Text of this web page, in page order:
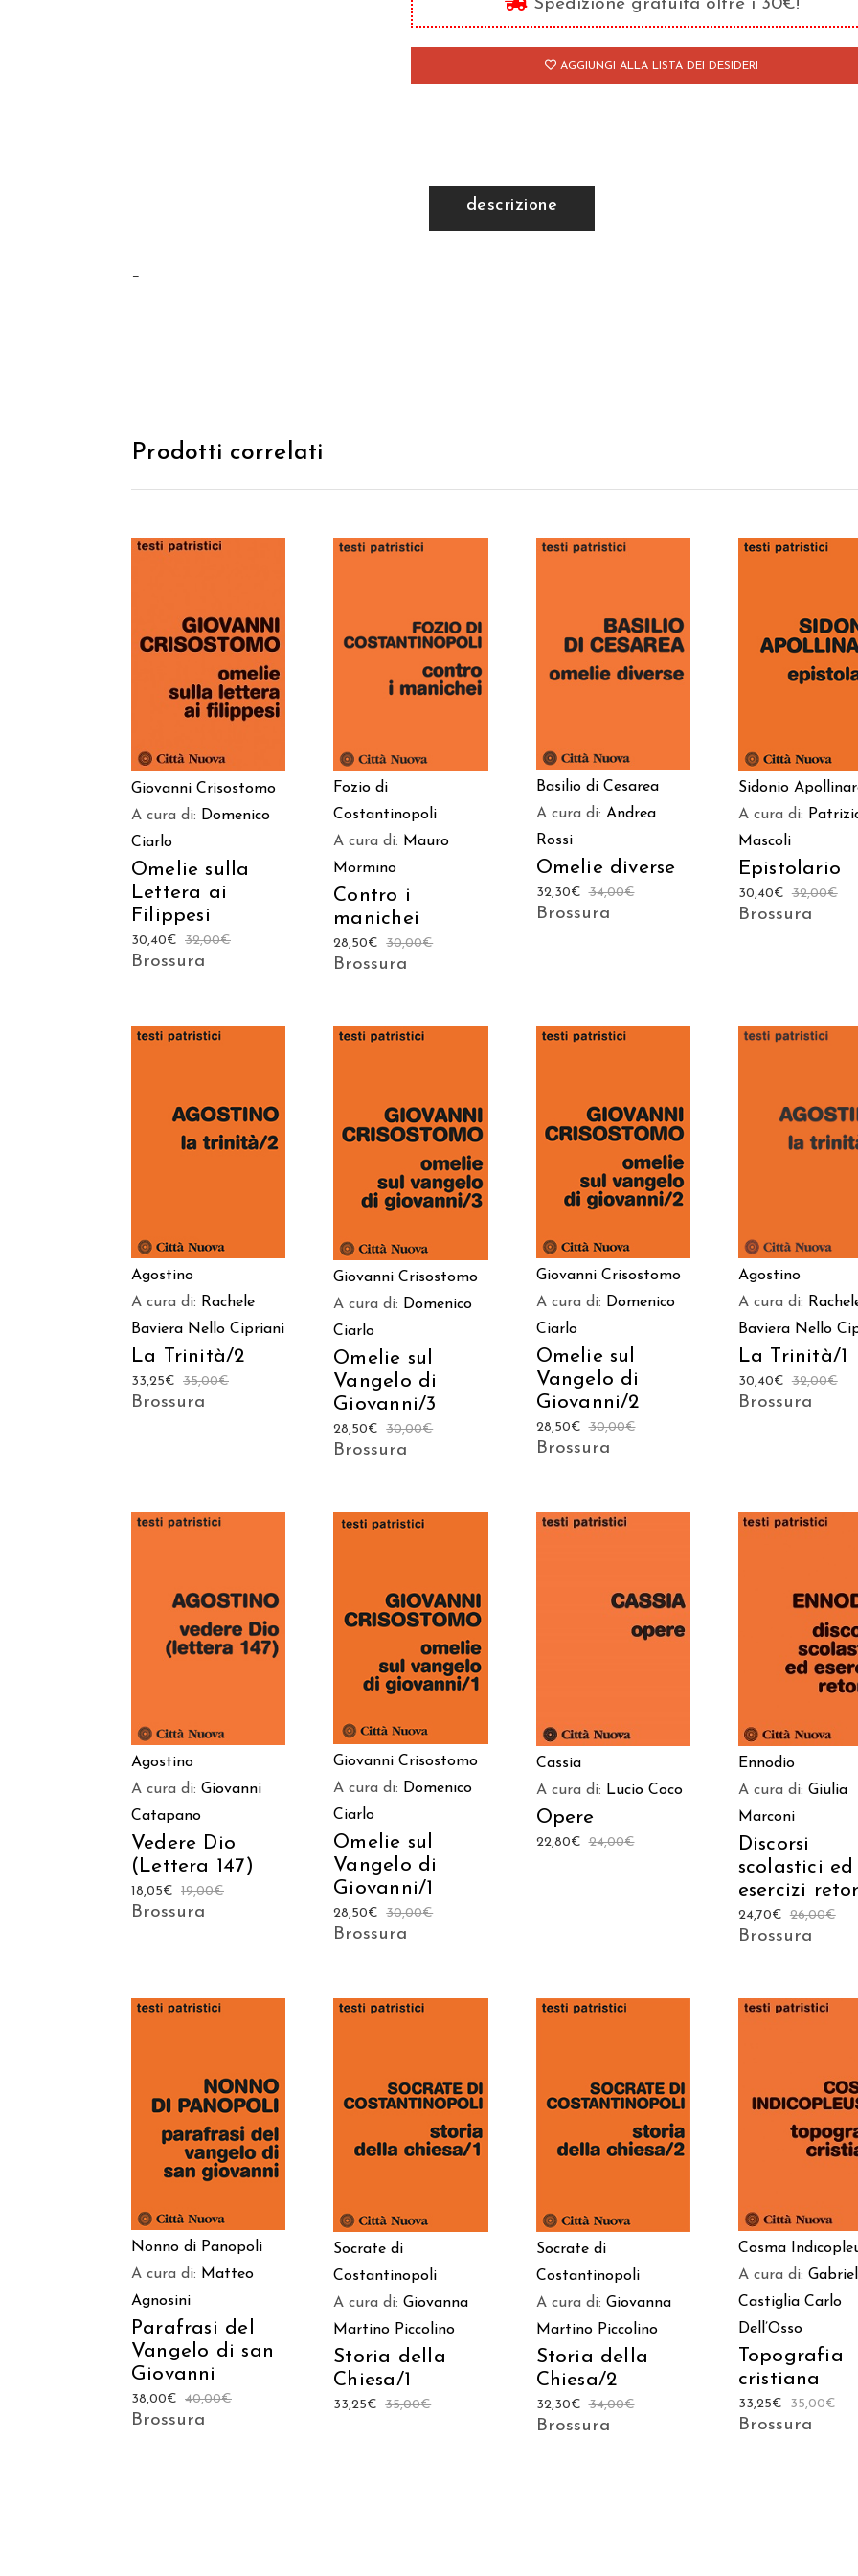
dei
Cantici
Spedizione gratuita oltre i 30€!
AGGIUNGI ALLA LISTA DEI DESIDERI
descrizione
–
Prodotti correlati
AGGIUNGI AL
CARRELLO
Giovanni Crisostomo
A cura di: Domenico
Ciarlo
Omelie sulla
Lettera ai
Filippesi
32,00€
30,40€
Brossura
AGGIUNGI AL
CARRELLO
Fozio di
Costantinopoli
A cura di: Mauro
Mormino
Contro i
manichei
30,00€
28,50€
Brossura
AGGIUNGI AL
CARRELLO
Basilio di Cesarea
A cura di: Andrea
Rossi
Omelie diverse
34,00€
32,30€
Brossura
AGGIUNGI AL
CARRELLO
Sidonio
A cura di:
Mascoli
Epistolario
32,00€
30,40€
Brossura
Agostino
A cura di: Rachele
Baviera Nello Cipriani
La Trinità/2
35,00€
33,25€
Brossura
AGGIUNGI AL
CARRELLO
Giovanni Crisostomo
A cura di: Domenico
Ciarlo
Omelie sul
Vangelo di
Giovanni/3
30,00€
28,50€
Brossura
AGGIUNGI AL
CARRELLO
Giovanni Crisostomo
A cura di: Domenico
Ciarlo
Omelie sul
Vangelo di
Giovanni/2
30,00€
28,50€
Brossura
Agostino
A cura di:
Baviera Nello
La Trinità/1
32,00€
30,40€
Brossura
CARRELLO
Agostino
A cura di: Giovanni
Catapano
Vedere Dio
(Lettera 147)
19,00€
18,05€
Brossura
AGGIUNGI AL
Giovanni Crisostomo
A cura di: Domenico
Ciarlo
Omelie sul
Vangelo di
Giovanni/1
30,00€
28,50€
Brossura
Cassia
A cura di: Lucio Coco
Opere
24,00€
22,80€
CARRELLO
Ennodio
A cura di: Giulia
Marconi
Discorsi
scolastici ed
esercizi
26,00€
24,70€
Brossura
AGGIUNGI AL
CARRELLO
Nonno di Panopoli
A cura di: Matteo
Agnosini
Parafrasi del
Vangelo di san
Giovanni
40,00€
38,00€
Brossura
AGGIUNGI AL
CARRELLO
Socrate di
Costantinopoli
A cura di:Giovanna
Martino Piccolino
Storia della
Chiesa/1
35,00€
33,25€
AGGIUNGI AL
CARRELLO
Socrate di
Costantinopoli
A cura di: Giovanna
Martino Piccolino
Storia della
Chiesa/2
34,00€
32,30€
Brossura
AGGIUNGI AL
CARRELLO
Cosma
A cura di:
Castiglia Carlo
Dell’Osso
Topografia
cristiana
35,00€
33,25€
Brossura